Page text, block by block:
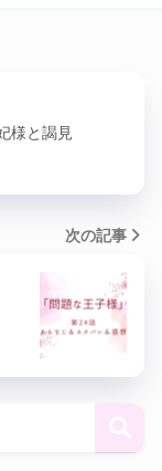
様と謁見
次の記事